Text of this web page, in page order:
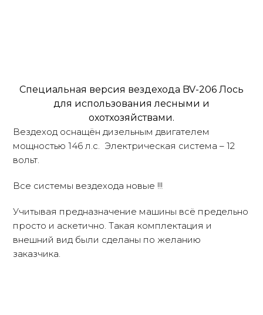
Специальная версия вездехода BV-206 Лось
для использования лесными и
охотхозяйствами.
Вездеход оснащён дизельным двигателем
мощностью 146 л.с. Электрическая система – 12
вольт.
Все системы вездехода новые !!!
Учитывая предназначение машины всё предельно
просто и аскетично. Такая комплектация и
внешний вид были сделаны по желанию
заказчика.